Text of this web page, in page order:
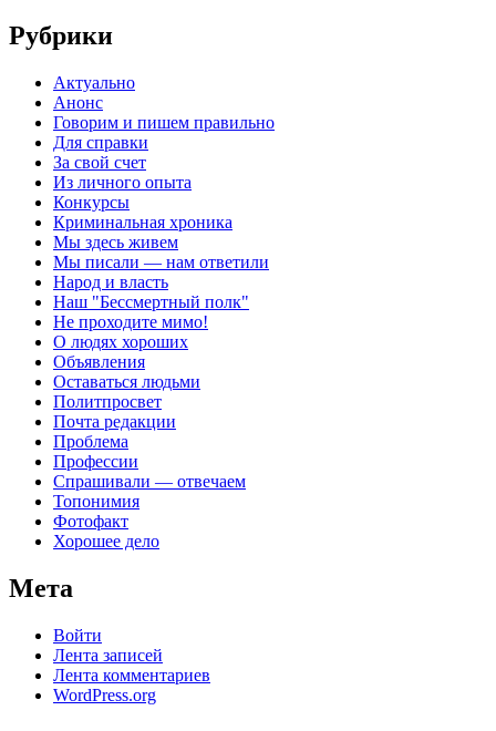
Рубрики
Актуально
Анонс
Говорим и пишем правильно
Для справки
За свой счет
Из личного опыта
Конкурсы
Криминальная хроника
Мы здесь живем
Мы писали — нам ответили
Народ и власть
Наш "Бессмертный полк"
Не проходите мимо!
О людях хороших
Объявления
Оставаться людьми
Политпросвет
Почта редакции
Проблема
Профессии
Спрашивали — отвечаем
Топонимия
Фотофакт
Хорошее дело
Мета
Войти
Лента записей
Лента комментариев
WordPress.org